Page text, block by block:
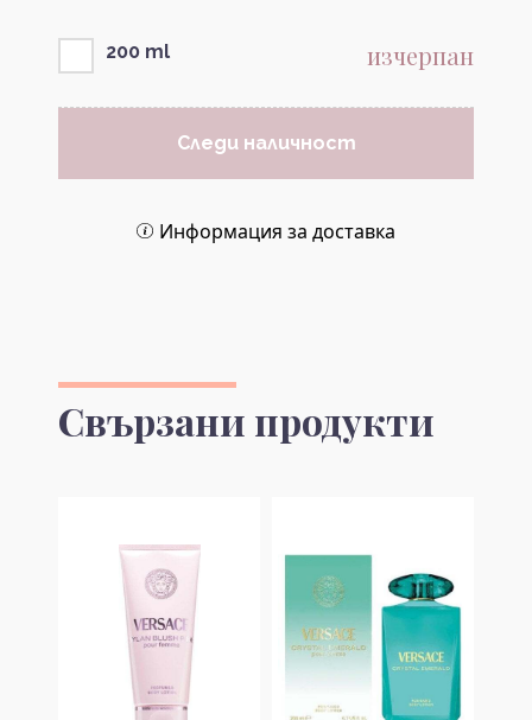
200 ml изчерпан
Следи наличност
Информация за доставка
Свързани продукти